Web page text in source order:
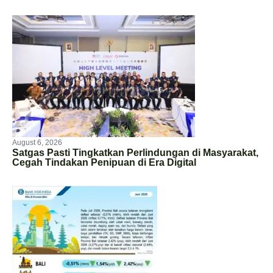
August 6, 2026
Satgas Pasti Tingkatkan Perlindungan di Masyarakat,
Cegah Tindakan Penipuan di Era Digital